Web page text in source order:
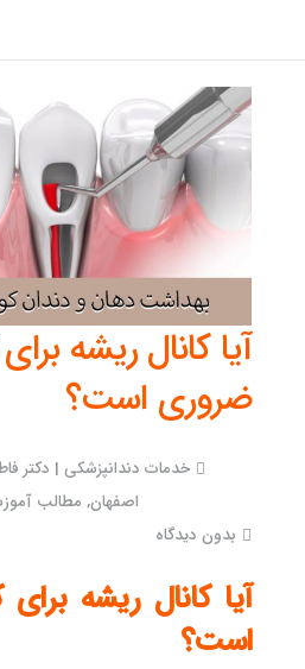
آیا کانال ریشه
ضروری است؟
خدمات دندانپزشکی | دکتر
اصفهان, مطالب
بدون دیدگاه
آیا کانال ریشه
است؟